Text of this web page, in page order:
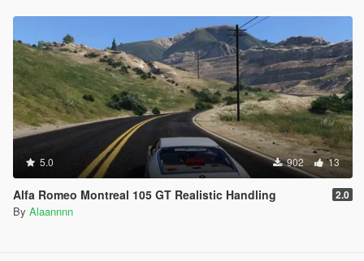
5.0 902 13
Alfa Romeo Montreal 105 GT Realistic Handling 2.0
By Alaannnn